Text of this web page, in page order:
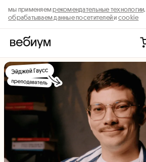
мы применяемрекомендательные технологии,
обрабатываем данные посетителейи cookie